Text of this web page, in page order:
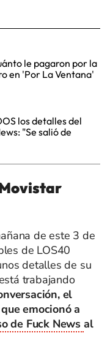
le pagaron por la
en 'Por La Ventana'
los detalles del
"Se salió de
Movistar
de este 3 de
de LOS40
detalles de su
trabajando
el
emocionó a
de Fuck News al